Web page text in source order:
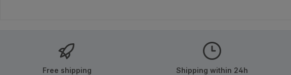
Free shipping Shipping within 24h